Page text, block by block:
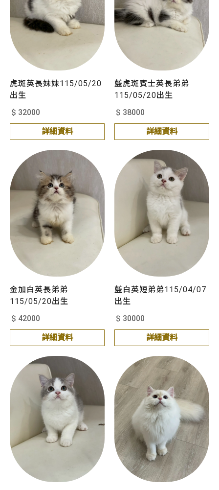
虎斑英長妹妹115/05/20
出生
$ 32000
詳細資料
藍虎斑賓士英長弟弟
115/05/20出生
$ 38000
詳細資料
金加白英長弟弟
115/05/20出生
$ 42000
詳細資料
藍白英短弟弟115/04/07
出生
$ 30000
詳細資料